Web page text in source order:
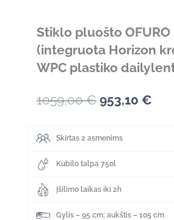
Stiklo pluošto
(integruota Horizon
WPC plastiko
1059,00€ Original
was:
1059,00 €.
953,10 €
Skirtas 2 asmenims
Kubilo talpa 750l
Įšilimo laikas iki 2h
Gylis – 95 cm; aukštis – 105 cm